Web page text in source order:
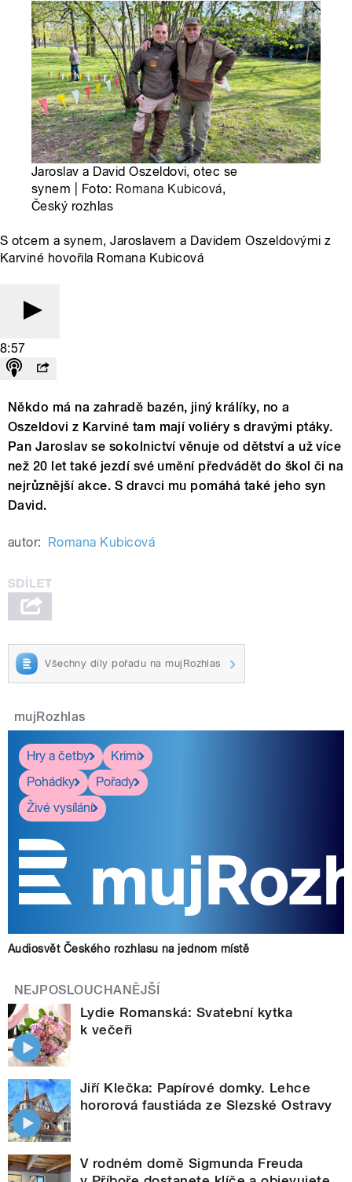
Jaroslav a David Oszeldovi, otec se
synem | Foto: Romana Kubicová,
Český rozhlas
S otcem a synem, Jaroslavem a Davidem Oszeldovými z
Karviné hovořila Romana Kubicová
8:57
Někdo má na zahradě bazén, jiný králíky, no a
Oszeldovi z Karviné tam mají voliéry s dravými ptáky.
Pan Jaroslav se sokolnictví věnuje od dětství a už více
než 20 let také jezdí své umění předvádět do škol či na
nejrůznější akce. S dravci mu pomáhá také jeho syn
David.
autor: Romana Kubicová
Všechny díly pořadu na mujRozhlas
mujRozhlas
Hry a četby
Krimi
Pohádky
Pořady
Živé vysílání
Audiosvět Českého rozhlasu na jednom místě
NEJPOSLOUCHANĚJŠÍ
Lydie Romanská: Svatební kytka
k večeři
Jiří Klečka: Papírové domky. Lehce
hororová faustiáda ze Slezské Ostravy
V rodném domě Sigmunda Freuda